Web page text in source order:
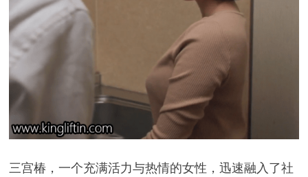
三宫椿，一个充满活力与热情的女性，迅速融入了社